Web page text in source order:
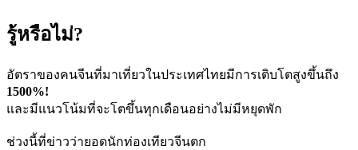
รู้หรือไม่?
อัตราของคนจีนที่มาเที่ยวในประเทศไทยมีการเติบโตสูงขึ้นถึง
1500%!
และมีแนวโน้มที่จะโตขึ้นทุกเดือนอย่างไม่มีหยุดพัก
ช่วงนี้ที่ข่าวว่ายอดนักท่องเทียวจีนตก